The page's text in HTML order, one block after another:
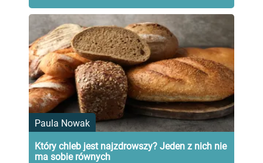
Paula Nowak
Który chleb jest najzdrowszy? Jeden z nich nie
ma sobie równych